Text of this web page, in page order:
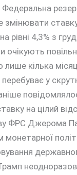
Федеральна
рівні 4,3% з
очікують
лише кілька
у
на цілий
ФРС Джерома